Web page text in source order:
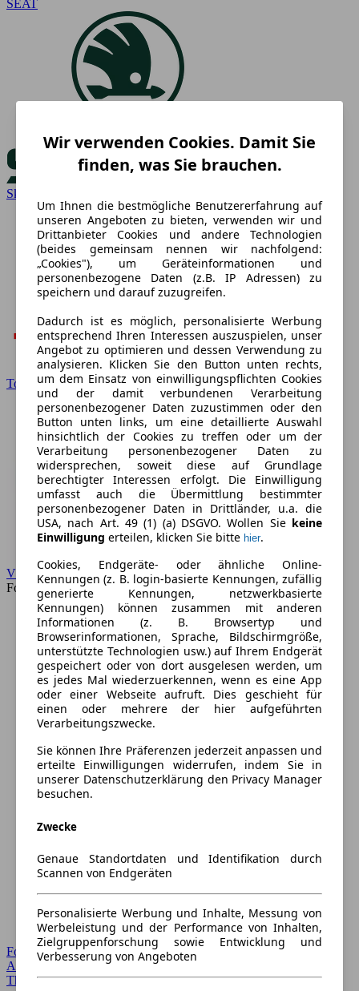
SEAT
Skoda
Toyota
VW
Forum
Forum Startseite
Alle Auto-Foren
Themen-Forum
Wir verwenden Cookies. Damit Sie
finden, was Sie brauchen.
Um Ihnen die bestmögliche Benutzererfahrung auf
unseren Angeboten zu bieten, verwenden wir und
Drittanbieter Cookies und andere Technologien
(beides gemeinsam nennen wir nachfolgend:
„Cookies"), um Geräteinformationen und
personenbezogene Daten (z.B. IP Adressen) zu
speichern und darauf zuzugreifen.
Dadurch ist es möglich, personalisierte Werbung
entsprechend Ihren Interessen auszuspielen, unser
Angebot zu optimieren und dessen Verwendung zu
analysieren. Klicken Sie den Button unten rechts,
um dem Einsatz von einwilligungspflichten Cookies
und der damit verbundenen Verarbeitung
personenbezogener Daten zuzustimmen oder den
Button unten links, um eine detaillierte Auswahl
hinsichtlich der Cookies zu treffen oder um der
Verarbeitung personenbezogener Daten zu
widersprechen, soweit diese auf Grundlage
berechtigter Interessen erfolgt. Die Einwilligung
umfasst auch die Übermittlung bestimmter
personenbezogener Daten in Drittländer, u.a. die
USA, nach Art. 49 (1) (a) DSGVO. Wollen Sie keine
Einwilligung erteilen, klicken Sie bitte hier.
Cookies, Endgeräte- oder ähnliche Online-
Kennungen (z. B. login-basierte Kennungen, zufällig
generierte Kennungen, netzwerkbasierte
Kennungen) können zusammen mit anderen
Informationen (z. B. Browsertyp und
Browserinformationen, Sprache, Bildschirmgröße,
unterstützte Technologien usw.) auf Ihrem Endgerät
gespeichert oder von dort ausgelesen werden, um
es jedes Mal wiederzuerkennen, wenn es eine App
oder einer Webseite aufruft. Dies geschieht für
einen oder mehrere der hier aufgeführten
Verarbeitungszwecke.
Sie können Ihre Präferenzen jederzeit anpassen und
erteilte Einwilligungen widerrufen, indem Sie in
unserer Datenschutzerklärung den Privacy Manager
besuchen.
Zwecke
Genaue Standortdaten und Identifikation durch
Scannen von Endgeräten
Personalisierte Werbung und Inhalte, Messung von
Werbeleistung und der Performance von Inhalten,
Zielgruppenforschung sowie Entwicklung und
Verbesserung von Angeboten